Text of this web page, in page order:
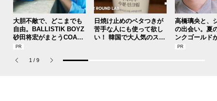
大胆不敵で、どこまでも
自由。BALLISTIK BOYZ
砂田将宏がまとうCOACH
の新作フレグランス「コ
パルファム」
日焼け止めのベタつきが
苦手な人にも使って欲し
い！ 韓国で大人気のスト
高橋璃央と、
の出会い。夏
ンクゴールド
SUMMER
1 / 9